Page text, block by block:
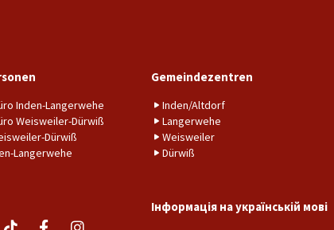
Inden-Langerwehe
Weisweiler-Dürwiß
Dürwiß
Langerwehe
Gemeindezentren
Inden/Altdorf
Langerwehe
Weisweiler
Dürwiß
Інформація на українській мові